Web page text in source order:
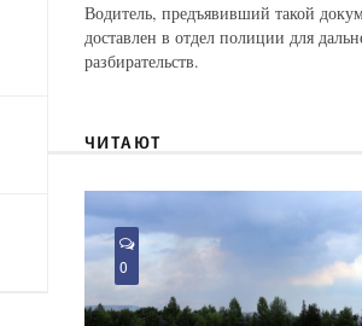
Водитель, предъявивший такой
доставлен в отдел полиции для
разбирательств.
ЧИТАЮТ
0